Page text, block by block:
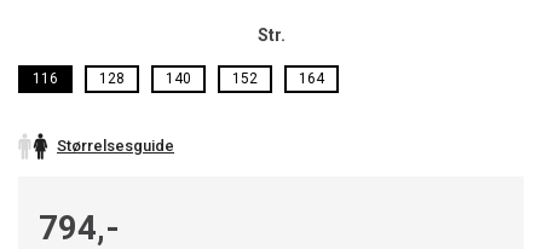
Str.
116 128 140 152 164
Størrelsesguide
794,-